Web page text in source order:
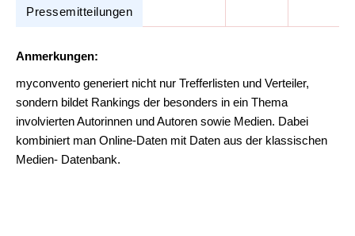
Pressemitteilungen
Anmerkungen:
myconvento generiert nicht nur Trefferlisten und Verteiler,
sondern bildet Rankings der besonders in ein Thema
involvierten Autorinnen und Autoren sowie Medien. Dabei
kombiniert man Online-Daten mit Daten aus der klassischen
Medien- Datenbank.